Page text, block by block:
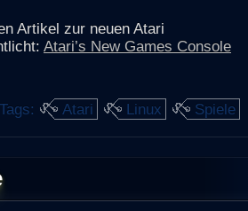
Artikel zur neuen Atari
Atari’s New Games Console
Tags: Atari Linux Spiele